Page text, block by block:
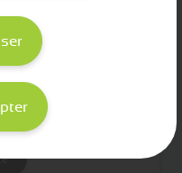
avec
plus importantes que
qui jouent un rôle